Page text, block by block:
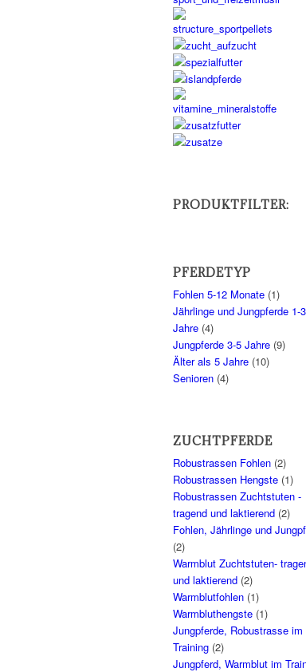
PRODUKTFILTER:
PFERDETYP
Fohlen 5-12 Monate (1)
Jährlinge und Jungpferde 1-3
Jahre (4)
Jungpferde 3-5 Jahre (9)
Älter als 5 Jahre (10)
Senioren (4)
ZUCHTPFERDE
Robustrassen Fohlen (2)
Robustrassen Hengste (1)
Robustrassen Zuchtstuten -
tragend und laktierend (2)
Fohlen, Jährlinge und
(2)
Warmblut Zuchtstuten-
und laktierend (2)
Warmblutfohlen (1)
Warmbluthengste (1)
Jungpferde, Robustrasse im
Training (2)
Jungpferd, Warmblut im